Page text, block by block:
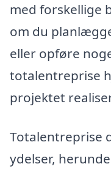
med forskellige
om du
eller opføre
totalentreprise
projektet
Totalentreprise
ydelser,